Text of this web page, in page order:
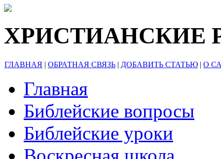
ХРИСТИАНСКИЕ
ГЛАВНАЯ | ОБРАТНАЯ СВЯЗЬ | ДОБАВИТЬ СТАТЬЮ | О
Главная
Библейские вопросы
Библейские уроки